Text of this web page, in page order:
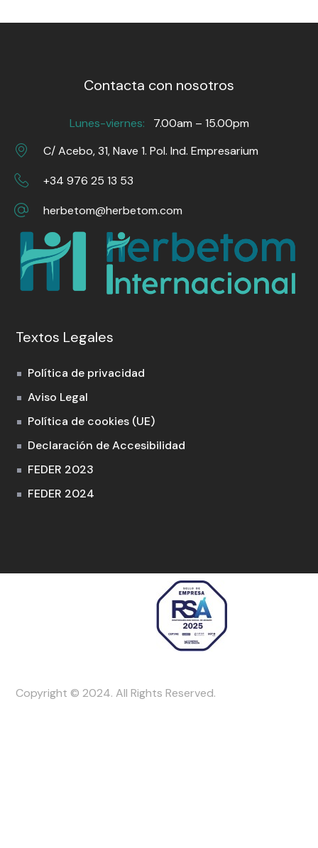
Contacta con nosotros
Lunes-viernes: 7.00am – 15.00pm
C/ Acebo, 31, Nave 1. Pol. Ind. Empresarium
+34 976 25 13 53
herbetom@herbetom.com
Textos Legales
Política de privacidad
Aviso Legal
Política de cookies (UE)
Declaración de Accesibilidad
FEDER 2023
FEDER 2024
Copyright © 2024. All Rights Reserved.